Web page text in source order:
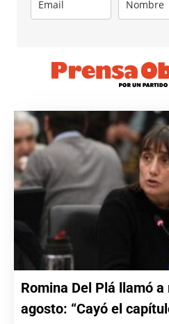
Romina Del Plá llamó
agosto: “Cayó el